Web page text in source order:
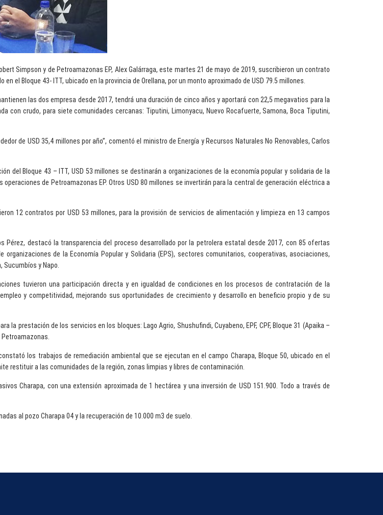
Simpson y de Petroamazonas EP, Alex Galárraga, este martes 21 de mayo de 2019, suscribieron un contrato
el Bloque 43- ITT, ubicado en la provincia de Orellana, por un monto aproximado de USD 79.5 millones.
las dos empresa desde 2017, tendrá una duración de cinco años y aportará con 22,5 megavatios para la
con crudo, para siete comunidades cercanas: Tiputini, Limonyacu, Nuevo Rocafuerte, Samona, Boca Tiputini,
de USD 35,4 millones por año”, comentó el ministro de Energía y Recursos Naturales No Renovables, Carlos
del Bloque 43 – ITT, USD 53 millones se destinarán a organizaciones de la economía popular y solidaria de la
de Petroamazonas EP. Otros USD 80 millones se invertirán para la central de generación eléctrica a
12 contratos por USD 53 millones, para la provisión de servicios de alimentación y limpieza en 13 campos
Pérez, destacó la transparencia del proceso desarrollado por la petrolera estatal desde 2017, con 85 ofertas
de la Economía Popular y Solidaria (EPS), sectores comunitarios, cooperativas, asociaciones,
Sucumbíos y Napo.
tuvieron una participación directa y en igualdad de condiciones en los procesos de contratación de la
y competitividad, mejorando sus oportunidades de crecimiento y desarrollo en beneficio propio y de su
prestación de los servicios en los bloques: Lago Agrio, Shushufindi, Cuyabeno, EPF, CPF, Bloque 31 (Apaika –
Petroamazonas.
los trabajos de remediación ambiental que se ejecutan en el campo Charapa, Bloque 50, ubicado en el
restituir a las comunidades de la región, zonas limpias y libres de contaminación.
Charapa, con una extensión aproximada de 1 hectárea y una inversión de USD 151.900. Todo a través de
al pozo Charapa 04 y la recuperación de 10.000 m3 de suelo.